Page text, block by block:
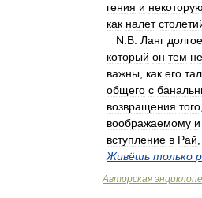
гения и некоторую
как налет
N B Ланг долгое
который он тем не
важны как его
общего с
возвращения того
воображаемому и
вступление в Рай
Живёшь только
Авторская